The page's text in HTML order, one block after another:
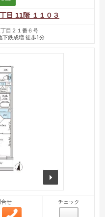
目 11階 １１０３
目２１番６号
下鉄成増 徒歩1分
合せ
メール問合せ
チェック